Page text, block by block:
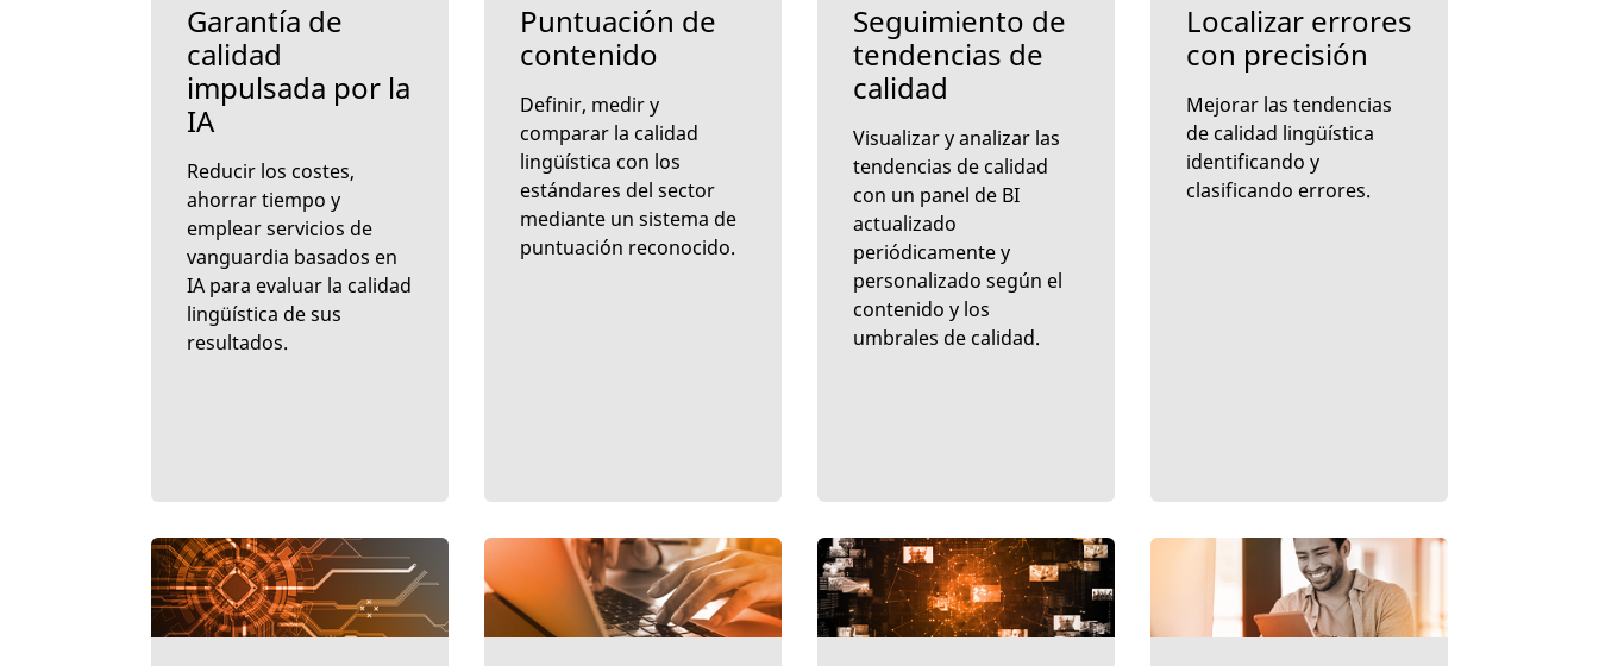
Garantía de
calidad
impulsada por la
IA
Reducir los costes,
ahorrar tiempo y
emplear servicios de
vanguardia basados en
IA para evaluar la calidad
lingüística de sus
resultados.
Puntuación de
contenido
Definir, medir y
comparar la calidad
lingüística con los
estándares del sector
mediante un sistema de
puntuación reconocido.
Seguimiento de
tendencias de
calidad
Visualizar y analizar las
tendencias de calidad
con un panel de BI
actualizado
periódicamente y
personalizado según el
contenido y los
umbrales de calidad.
Localizar errores
con precisión
Mejorar las tendencias
de calidad lingüística
identificando y
clasificando errores.